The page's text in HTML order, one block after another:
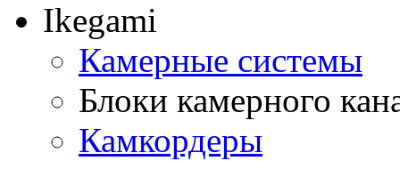
Ikegami
Камерные системы
Блоки камерного
Камкордеры